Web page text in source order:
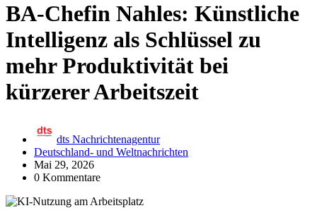
BA-Chefin Nahles: Künstliche
Intelligenz als Schlüssel zu
mehr Produktivität bei
kürzerer Arbeitszeit
dts Nachrichtenagentur
Deutschland- und Weltnachrichten
Mai 29, 2026
0 Kommentare